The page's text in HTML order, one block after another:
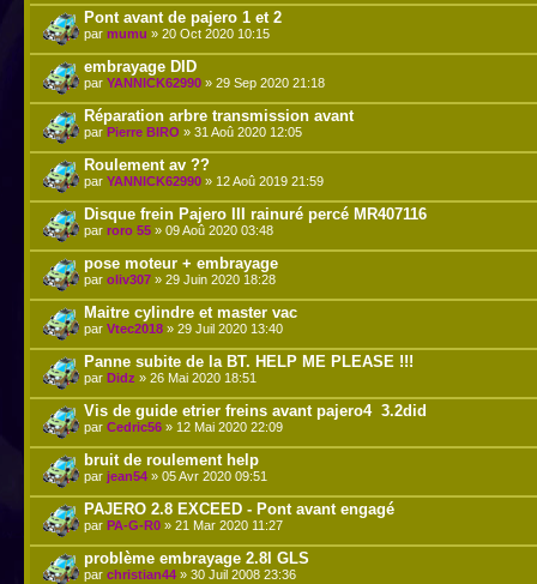
Pont avant de pajero 1 et 2
par mumu » 20 Oct 2020 10:15
embrayage DID
par YANNICK62990 » 29 Sep 2020 21:18
Réparation arbre transmission avant
par Pierre BIRO » 31 Aoû 2020 12:05
Roulement av ??
par YANNICK62990 » 12 Aoû 2019 21:59
Disque frein Pajero III rainuré percé MR407116
par roro 55 » 09 Aoû 2020 03:48
pose moteur + embrayage
par oliv307 » 29 Juin 2020 18:28
Maitre cylindre et master vac
par Vtec2018 » 29 Juil 2020 13:40
Panne subite de la BT. HELP ME PLEASE !!!
par Didz » 26 Mai 2020 18:51
Vis de guide etrier freins avant pajero4 3.2did
par Cedric56 » 12 Mai 2020 22:09
bruit de roulement help
par jean54 » 05 Avr 2020 09:51
PAJERO 2.8 EXCEED - Pont avant engagé
par PA-G-R0 » 21 Mar 2020 11:27
problème embrayage 2.8l GLS
par christian44 » 30 Juil 2008 23:36